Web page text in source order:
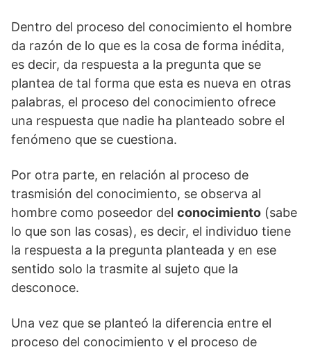
Dentro del proceso del conocimiento el hombre
da razón de lo que es la cosa de forma inédita,
es decir, da respuesta a la pregunta que se
plantea de tal forma que esta es nueva en otras
palabras, el proceso del conocimiento ofrece
una respuesta que nadie ha planteado sobre el
fenómeno que se cuestiona.
Por otra parte, en relación al proceso de
trasmisión del conocimiento, se observa al
hombre como poseedor del conocimiento (sabe
lo que son las cosas), es decir, el individuo tiene
la respuesta a la pregunta planteada y en ese
sentido solo la trasmite al sujeto que la
desconoce.
Una vez que se planteó la diferencia entre el
proceso del conocimiento y el proceso de